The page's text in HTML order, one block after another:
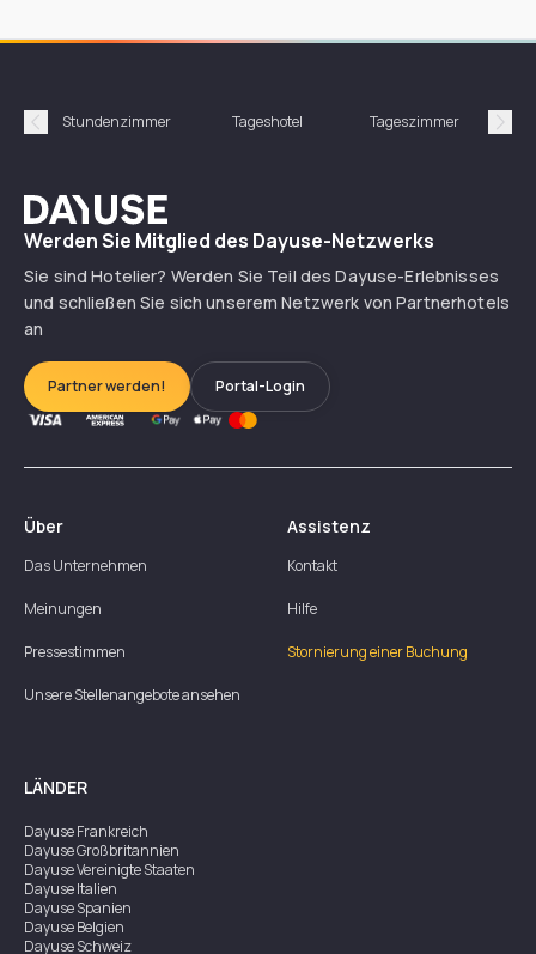
Précédent
Stundenzimmer Tageshotel Tageszimmer
Dayuse
Werden Sie Mitglied des Dayuse-Netzwerks
Sie sind Hotelier? Werden Sie Teil des Dayuse-Erlebnisses
und schließen Sie sich unserem Netzwerk von Partnerhotels
an
Partner werden! Portal-Login
Über
Das Unternehmen
Meinungen
Pressestimmen
Unsere Stellenangebote ansehen
Assistenz
Kontakt
Hilfe
Stornierung einer Buchung
LÄNDER
DayuseFrankreich
DayuseGroßbritannien
DayuseVereinigte Staaten
DayuseItalien
DayuseSpanien
DayuseBelgien
DayuseSchweiz